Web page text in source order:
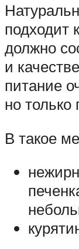
подходит
должно
и
питание
но только
В такое